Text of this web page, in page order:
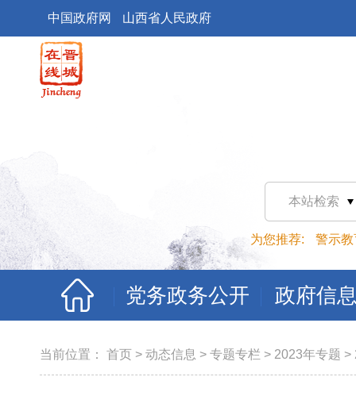
中国政府网 山西省人民政府
本站检索
为您推荐: 警示教
党务政务公开 政府信
当前位置： 首页 > 动态信息 > 专题专栏 > 2023年专题 >